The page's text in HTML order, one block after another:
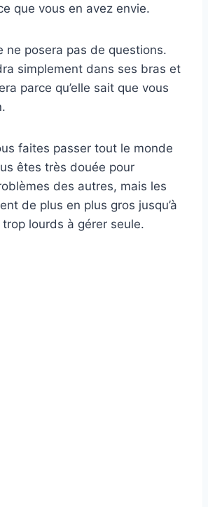
que vous en avez envie.
ne posera pas de questions.
simplement dans ses bras et
parce qu’elle sait que vous
faites passer tout le monde
êtes très douée pour
des autres, mais les
de plus en plus gros jusqu’à
trop lourds à gérer seule.